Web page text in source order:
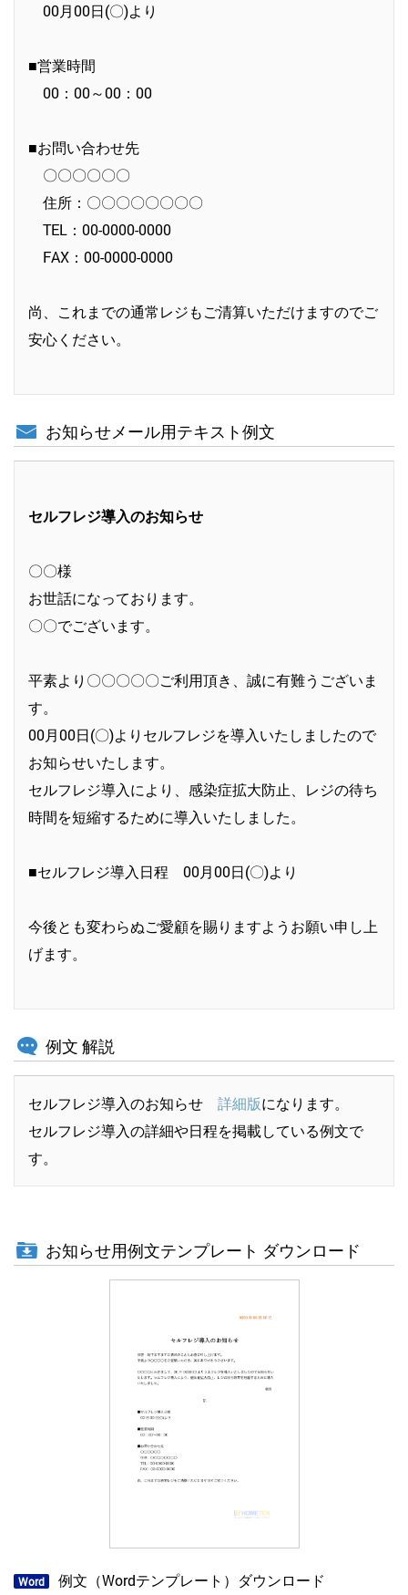
00月00日(〇)より
■営業時間
00：00～00：00
■お問い合わせ先
〇〇〇〇〇〇
住所：〇〇〇〇〇〇〇〇
TEL：00-0000-0000
FAX：00-0000-0000
尚、これまでの通常レジもご清算いただけますのでご
安心ください。
お知らせメール用テキスト例文
セルフレジ導入のお知らせ
〇〇様
お世話になっております。
〇〇でございます。
平素より〇〇〇〇〇ご利用頂き、誠に有難うございま
す。
00月00日(〇)よりセルフレジを導入いたしましたので
お知らせいたします。
セルフレジ導入により、感染症拡大防止、レジの待ち
時間を短縮するために導入いたしました。
■セルフレジ導入日程 00月00日(〇)より
今後とも変わらぬご愛顧を賜りますようお願い申し上
げます。
例文 解説
セルフレジ導入のお知らせ 詳細版になります。
セルフレジ導入の詳細や日程を掲載している例文で
す。
お知らせ用例文テンプレート ダウンロード
Word 例文（Wordテンプレート）ダウンロード